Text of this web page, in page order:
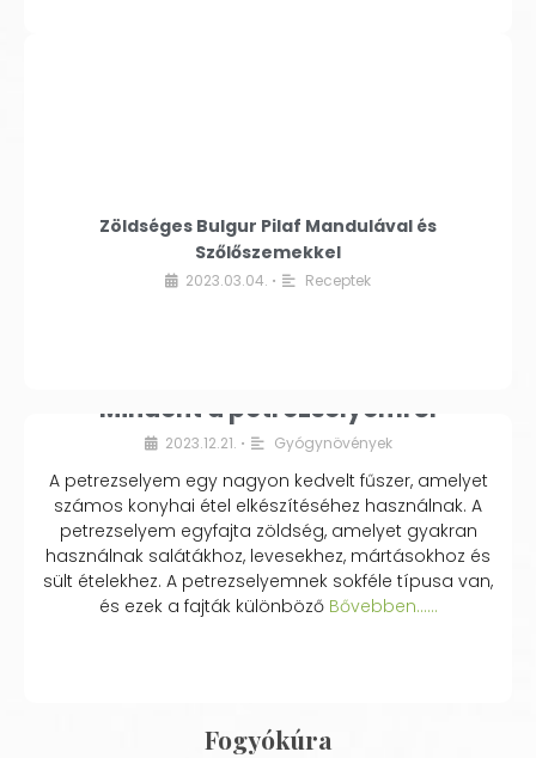
Zöldséges Bulgur Pilaf Mandulával és
Szőlőszemekkel
2023.03.04. • Receptek
Mindent a petrezselyemről
2023.12.21. • Gyógynövények
A petrezselyem egy nagyon kedvelt fűszer, amelyet
számos konyhai étel elkészítéséhez használnak. A
petrezselyem egyfajta zöldség, amelyet gyakran
használnak salátákhoz, levesekhez, mártásokhoz és
sült ételekhez. A petrezselyemnek sokféle típusa van,
és ezek a fajták különbözőBővebben...…
Fogyókúra